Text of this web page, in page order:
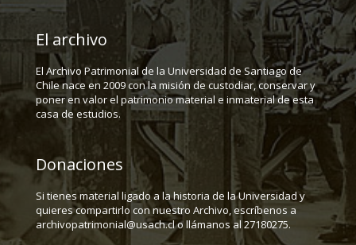
El archivo
El Archivo Patrimonial de la Universidad de Santiago de
Chile nace en 2009 con la misión de custodiar, conservar y
poner en valor el patrimonio material e inmaterial de esta
casa de estudios.
Donaciones
Si tienes material ligado a la historia de la Universidad y
quieres compartirlo con nuestro Archivo, escríbenos a
archivopatrimonial@usach.cl o llámanos al 27180275.